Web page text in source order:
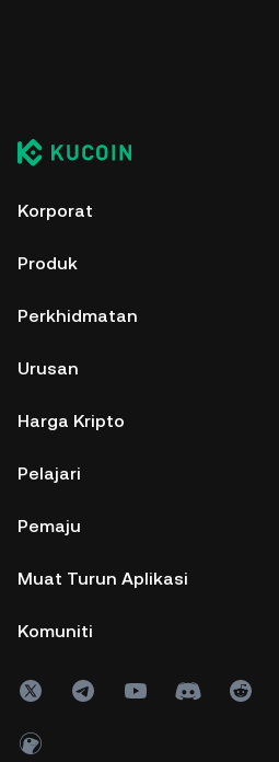
Korporat
Produk
Perkhidmatan
Urusan
Harga Kripto
Pelajari
Pemaju
Muat Turun Aplikasi
Komuniti